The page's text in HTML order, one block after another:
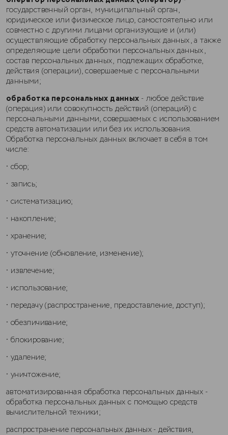
государственный орган, муниципальный орган,
юридическое или физическое лицо, самостоятельно или
совместно с другими лицами организующие и (или)
осуществляющие обработку персональных данных, а также
определяющие цели обработки персональных данных,
состав персональных данных, подлежащих обработке,
действия (операции), совершаемые с персональными
данными;
обработка персональных данных - любое действие
(операция) или совокупность действий (операций) с
персональными данными, совершаемых с использованием
средств автоматизации или без их использования.
Обработка персональных данных включает в себя в том
числе:
• сбор;
• запись;
• систематизацию;
• накопление;
• хранение;
• уточнение (обновление, изменение);
• извлечение;
• использование;
• передачу (распространение, предоставление, доступ);
• обезличивание;
• блокирование;
• удаление;
• уничтожение;
автоматизированная обработка персональных данных -
обработка персональных данных с помощью средств
вычислительной техники;
распространение персональных данных - действия,